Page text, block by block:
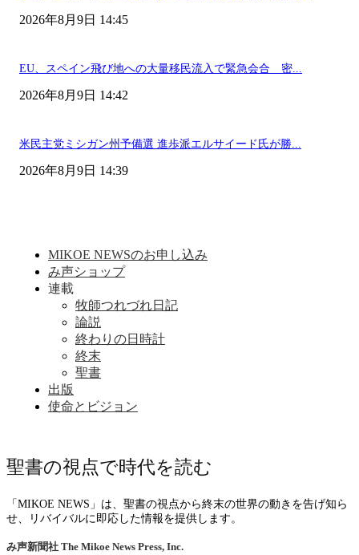
2026年8月9日 14:45
EU、スペイン飛び地への大量移民流入で緊急会合 密...
2026年8月9日 14:42
米民主党ミシガン州予備選 進歩派エルサイード氏が勝...
2026年8月9日 14:39
MIKOE NEWSのお申し込み
み声ショップ
連載
牧師つれづれ日記
論説
終わりの日時計
終末
聖書
出版
使命とビジョン
聖書の視点で時代を読む
「MIKOE NEWS」は、聖書の視点から終末の世界の動きを告げ知ら
せ、リバイバルに即応した情報を提供します。
み声新聞社 The Mikoe News Press, Inc.